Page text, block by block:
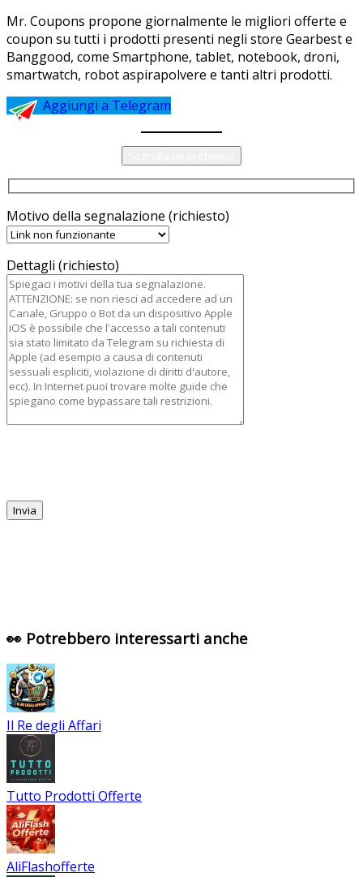
Mr. Coupons propone giornalmente le migliori offerte e
coupon su tutti i prodotti presenti negli store Gearbest e
Banggood, come Smartphone, tablet, notebook, droni,
smartwatch, robot aspirapolvere e tanti altri prodotti.
Aggiungi a Telegram
Motivo della segnalazione (richiesto)
Dettagli (richiesto)
👀 Potrebbero interessarti anche
Il Re degli Affari
Tutto Prodotti Offerte
AliFlashofferte